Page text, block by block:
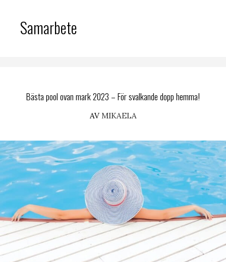
Samarbete
Bästa pool ovan mark 2023 – För svalkande dopp hemma!
AV MIKAELA